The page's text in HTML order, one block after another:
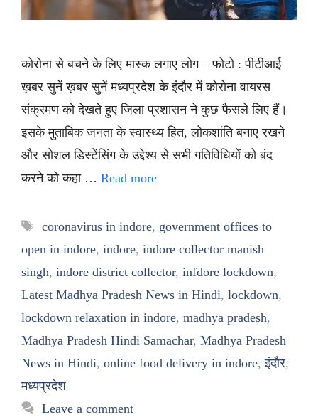
कोरोना से बचने के लिए मास्क लगाए लोग – फोटो : पीटीआई
ख़बर सुनें ख़बर सुनें मध्यप्रदेश के इंदौर में कोरोना वायरस
संक्रमण को देखते हुए जिला प्रशासन ने कुछ फैसले लिए हैं।
इसके मुताबिक जनता के स्वास्थ्य हित, लोकशांति बनाए रखने
और सोशल डिस्टेंसिंग के उद्देश्य से सभी गतिविधियों को बंद
करने को कहा … Read more
Tags
coronavirus in indore, government offices to
open in indore, indore, indore collector manish
singh, indore district collector, infdore lockdown,
Latest Madhya Pradesh News in Hindi, lockdown,
lockdown relaxation in indore, madhya pradesh,
Madhya Pradesh Hindi Samachar, Madhya Pradesh
News in Hindi, online food delivery in indore,इंदौर,
मध्यप्रदेश
Leave a comment